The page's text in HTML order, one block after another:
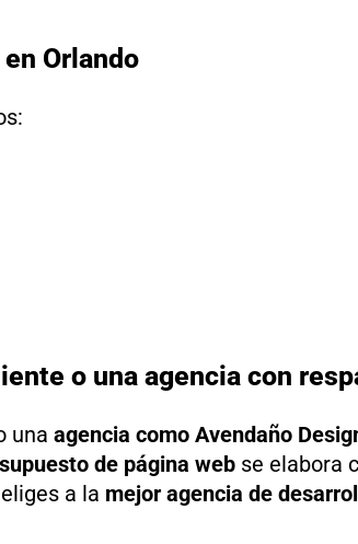
Orlando
o una agencia con
una agencia como Avendaño
de página web se elabora
a la mejor agencia de